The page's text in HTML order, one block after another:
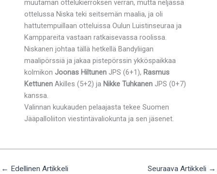
muutaman ottelukierroksen verran, mutta neljässä
ottelussa Niska teki seitsemän maalia, ja oli
hattutempuillaan otteluissa Oulun Luistinseuraa ja
Kamppareita vastaan ratkaisevassa roolissa.
Niskanen johtaa tällä hetkellä Bandyliigan
maalipörssiä ja jakaa pistepörssin ykköspaikkaa
kolmikon Joonas Hiltunen JPS (6+1), Rasmus
Kettunen Akilles (5+2) ja Nikke Tuhkanen JPS (0+7)
kanssa.
Valinnan kuukauden pelaajasta tekee Suomen
Jääpalloliiton viestintävaliokunta ja sen jäsenet.
← Edellinen Artikkeli Seuraava Artikkeli →